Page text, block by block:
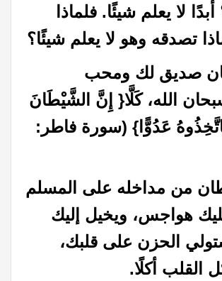
لا يعلم شيئًا. فلماذا
تصدقه وهو لا يعلم شيئًا؟
صديق لك ومحب
الله،كَلَّا{ إِنَّ الشَّيْطَانَ
عَدُوًّا} (سورة فاطر:
من مداخله على المسلم
هواجس، ويخيل إليك
الحزن على قلبك،
القلب أكلًا.